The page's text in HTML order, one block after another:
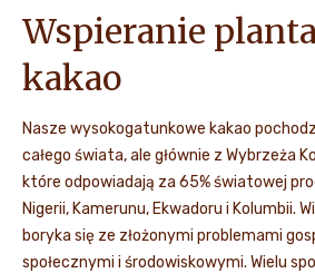
Wspieranie
kakao
Nasze wysokogatunkowe kakao
całego świata, ale głównie z Wybrzeża
które odpowiadają za 65% światowej
Nigerii, Kamerunu, Ekwadoru i Kolumbii.
boryka się ze złożonymi problemami
społecznymi i środowiskowymi. Wielu